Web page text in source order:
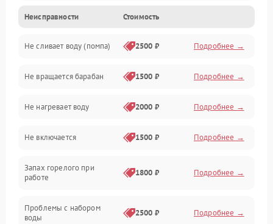
Электропитание
Водоснабжение
Слив
Программное обеспечение
Неисправности Стоимость
Не сливает воду (помпа) 2500 ₽ Подробнее →
Не вращается барабан 1500 ₽ Подробнее →
Не нагревает воду 2000 ₽ Подробнее →
Не включается 1500 ₽ Подробнее →
Запах горелого при
работе
1800 ₽ Подробнее →
Проблемы с набором
воды
2500 ₽ Подробнее →